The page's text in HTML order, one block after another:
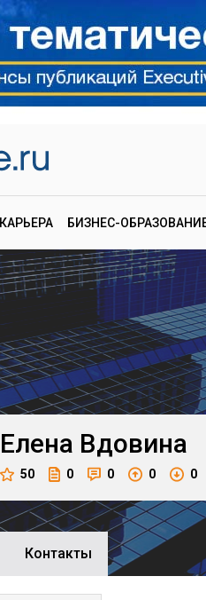
КАРЬЕРА БИЗНЕС-
Елена Вдовина
50 0 0 0 0
Контакты